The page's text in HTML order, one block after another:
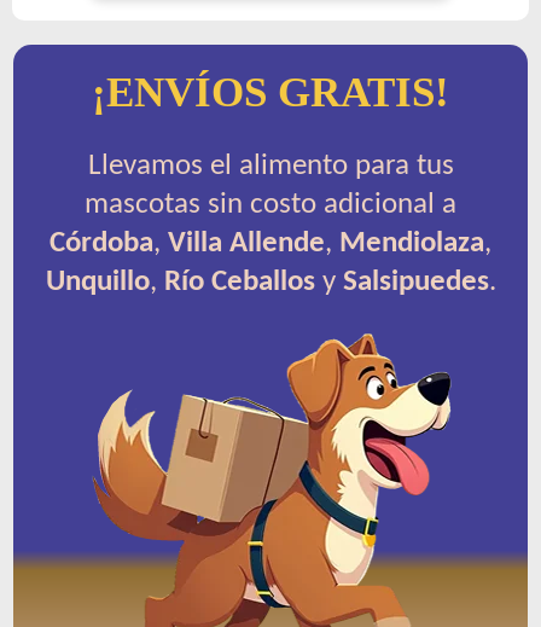
¡ENVÍOS GRATIS!
Llevamos el alimento para tus
mascotas sin costo adicional a
Córdoba, Villa Allende, Mendiolaza,
Unquillo, Río Ceballosy Salsipuedes.